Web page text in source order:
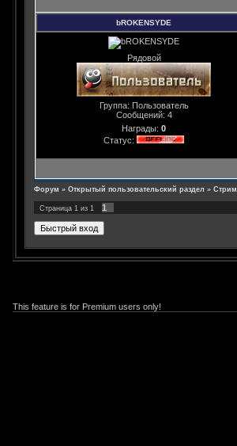
bROKENSYDE
Рядовой
Группа: Пользователь
Сообщений: 4
Награды: 0
Статус:
Форум » Открытый пользовательский раздел »
Страница 1 из 1 1
This feature is for Premium users only!